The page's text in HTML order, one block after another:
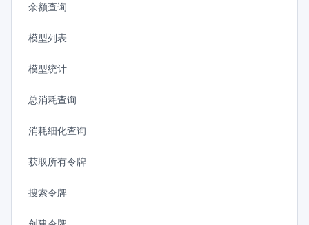
余额查询
模型列表
模型统计
总消耗查询
消耗细化查询
获取所有令牌
搜索令牌